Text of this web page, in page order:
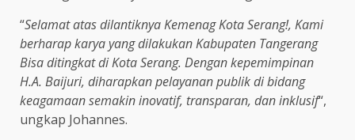
“Selamat atas dilantiknya Kemenag Kota Serang!, Kami
berharap karya yang dilakukan Kabupaten Tangerang
Bisa ditingkat di Kota Serang. Dengan kepemimpinan
H.A. Baijuri, diharapkan pelayanan publik di bidang
keagamaan semakin inovatif, transparan, dan inklusif“,
ungkap Johannes.